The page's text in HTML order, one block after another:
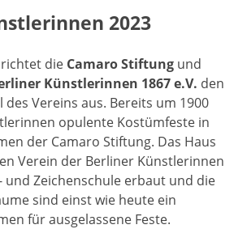
2023
die Camaro Stiftung und
Künstlerinnen 1867 e.V. den
Vereins aus. Bereits um 1900
opulente Kostümfeste in
der Camaro Stiftung. Das Haus
Verein der Berliner Künstlerinnen
und Zeichenschule erbaut und die
sind einst wie heute ein
für ausgelassene Feste.